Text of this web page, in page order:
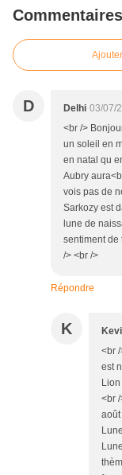
Commentaires
D Delhi 03/07/
<br />
un soleil en
en natal qu
Aubry
vois pas de
Sarkozy est
lune de
sentiment de
/> <br />
Répondre
K
<br
est
<br
août